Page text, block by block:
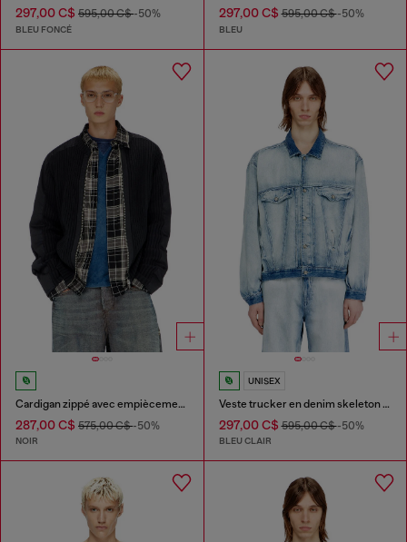
297,00 C$ 595,00 C$-50%
BLEU FONCÉ
297,00 C$595,00 C$-50%
BLEU
Cardigan zippé avec empiècements utilitaires
287,00 C$ 575,00 C$-50%
NOIR
UNISEX
Veste trucker en denim skeleton mi-léger
297,00 C$595,00 C$-50%
BLEU CLAIR